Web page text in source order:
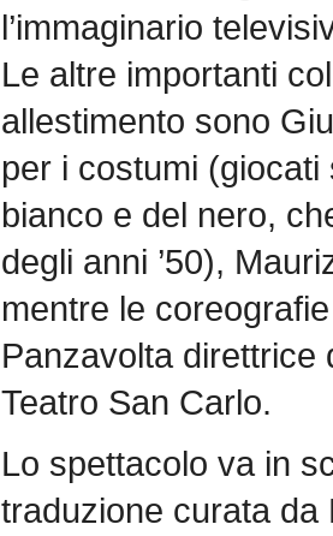
l’immaginario
Le altre importanti
allestimento sono
per i costumi
bianco e del nero,
degli anni ’50),
mentre le
Panzavolta direttrice
Teatro San Carlo.
Lo spettacolo va in
traduzione curata da